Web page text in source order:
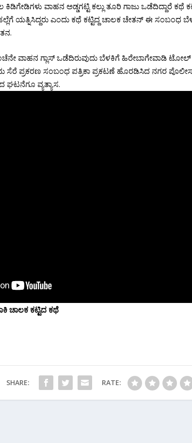
ವಾಹನ ಅಡ್ಡಗಟ್ಟಿ ಕಲ್ಲು ತೂರಿ ಗಾಜು ಒಡೆದಿದ್ದಾರೆ ಕಥೆ
ಯತ್ನಿಸಿದ್ದರು ಎಂದು ಕಥೆ ಕಟ್ಟಿದ್ದ ಚಾಲಕ ಚೇತನ್ ಈ ಸಂಬಂಧ
ವಾಹನ ಗ್ಲಾಸ್ ಒಡೆದಿರುವುದು ಬೆಳಕಿಗೆ ಹಿರೇಬಾಗೇವಾಡಿ ಟೋಲ್
ಸೆರೆ ಪ್ರಕರಣ ಸಂಬಂಧ ಪತ್ರಿಕಾ ಪ್ರಕಟಣೆ ಹೊರಡಿಸಿದ ನಗರ
ವ್ಯತ್ಯಾಸ.
ಚಾಲಕ ಕಟ್ಟಿದ ಕಥೆ
SHARE: RATE: